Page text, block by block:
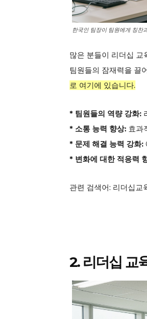
한국인 팀장이 팀원에게 칭찬
많은 분들이 리더십 교
팀원들의 잠재력을 끌
로 여기에 있습니다.
* 팀원들의 역량 강화:
* 소통 능력 향상: 효과
* 문제 해결 능력 강화:
* 변화에 대한 적응력
관련 검색어: 리더십교
2. 리더십 교